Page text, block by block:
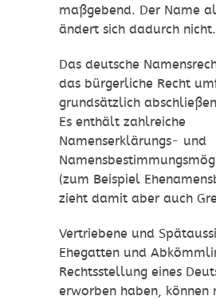
maßgebend. Der Name
ändert sich dadurch nicht.
Das deutsche
das bürgerliche Recht
grundsätzlich
Es enthält zahlreiche
Namenserklärungs- und
(zum Beispiel
zieht damit aber auch
Vertriebene und
Ehegatten und
Rechtsstellung eines
erworben haben, können